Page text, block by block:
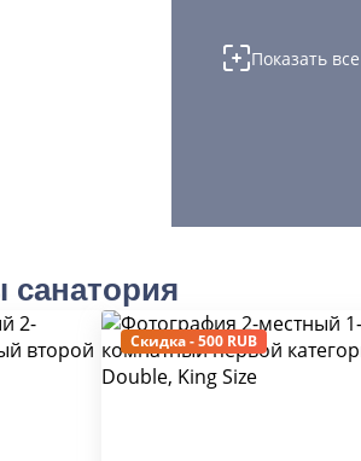
Показать
Скидка - 500 RUB